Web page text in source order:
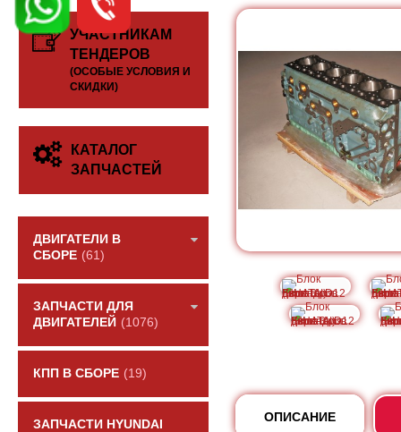
УЧАСТНИКАМ
ТЕНДЕРОВ
(ОСОБЫЕ УСЛОВИЯ И
СКИДКИ)
КАТАЛОГ
ЗАПЧАСТЕЙ
ДВИГАТЕЛИ В
СБОРЕ (61)
ЗАПЧАСТИ ДЛЯ
ДВИГАТЕЛЕЙ (1076)
КПП В СБОРЕ (19)
ЗАПЧАСТИ HYUNDAI
ОПИСАНИЕ